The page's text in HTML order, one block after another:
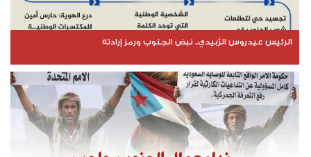
الرئيس عيدروس الزُبيدي.. نبض الجنوب ورمز إرادته